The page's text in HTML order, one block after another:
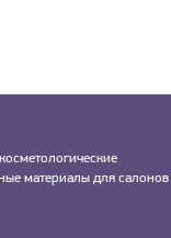
материалы для салонов